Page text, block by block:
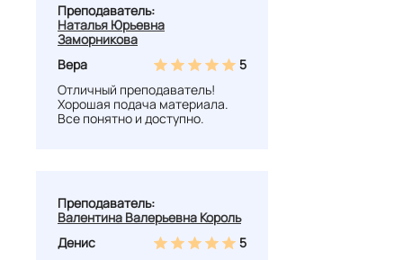
Преподаватель:
Наталья Юрьевна
Заморникова
Вера
5
Отличный преподаватель!
Хорошая подача материала.
Все понятно и доступно.
Преподаватель:
Валентина Валерьевна Король
Денис
5